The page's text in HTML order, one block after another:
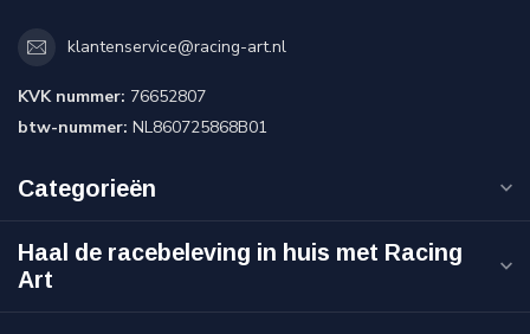
klantenservice@racing-art.nl
KVK nummer: 76652807
btw-nummer: NL860725868B01
Categorieën
Haal de racebeleving in huis met Racing
Art